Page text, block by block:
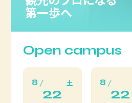
第一歩へ
Open campus
8 土
22
8
22